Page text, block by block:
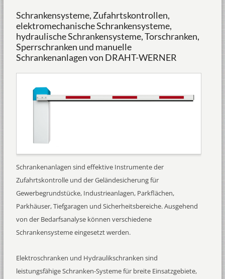
Schrankensysteme, Zufahrtskontrollen,
elektromechanische Schrankensysteme,
hydraulische Schrankensysteme, Torschranken,
Sperrschranken und manuelle
Schrankenanlagen von DRAHT-WERNER
Schrankenanlagen sind effektive Instrumente der
Zufahrtskontrolle und der Geländesicherung für
Gewerbegrundstücke, Industrieanlagen, Parkflächen,
Parkhäuser, Tiefgaragen und Sicherheitsbereiche. Ausgehend
von der Bedarfsanalyse können verschiedene
Schrankensysteme eingesetzt werden.
Elektroschranken und Hydraulikschranken sind
leistungsfähige Schranken-Systeme für breite Einsatzgebiete,